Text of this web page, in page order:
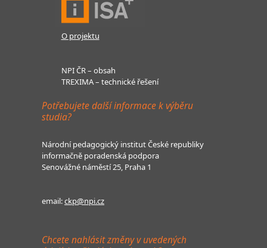
O projektu
NPI ČR – obsah
TREXIMA – technické řešení
Potřebujete další informace k výběru
studia?
Národní pedagogický institut České republiky
informačně poradenská podpora
Senovážné náměstí 25, Praha 1
email:ckp@npi.cz
Chcete nahlásit změny v uvedených